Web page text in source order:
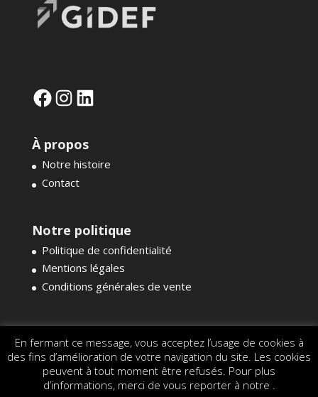
FacebookInstagram
LinkedIn
À propos
Notre histoire
Contact
Notre politique
Politique de confidentialité
Mentions légales
Conditions générales de vente
En fermant ce message, vous acceptez l’usage de cookies à
des fins d’amélioration de votre navigation du site. Les cookies
peuvent à tout moment être refusés. Pour plus
d’informations, merci de vous reporter à notre .